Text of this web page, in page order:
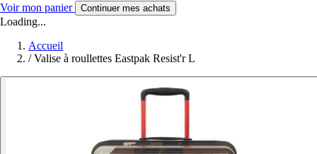
Voir mon panier Continuer mes achats
Loading...
Accueil
/ Valise à roullettes Eastpak Resist'r L